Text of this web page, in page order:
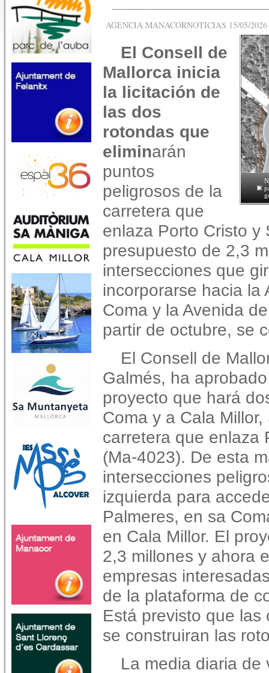
AGENCIA MANACORNOTICIAS 15/05/
El Consell de
Mallorca inicia
la licitación de
las dos
rotondas que
eliminarán
puntos
peligrosos de la
carretera que
enlaza Porto Cristo y
presupuesto de 2,3
intersecciones que
incorporarse hacia la
Coma y la Avenida
partir de octubre, se
El Consell de
Galmés, ha
proyecto que hará
Coma y a Cala
carretera que enlaza
(Ma-4023). De esta
intersecciones
izquierda para
Palmeres, en sa
en Cala Millor. El
2,3 millones y ahora
empresas
de la plataforma de
Está previsto que
se construiran las
La media diaria de